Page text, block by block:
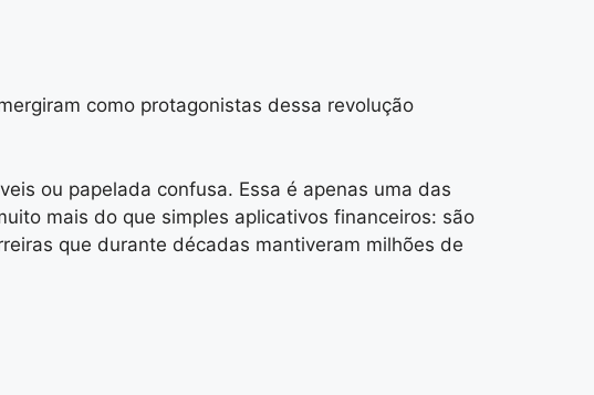
como protagonistas dessa revolução
ou papelada confusa. Essa é apenas uma das
mais do que simples aplicativos financeiros: são
que durante décadas mantiveram milhões de